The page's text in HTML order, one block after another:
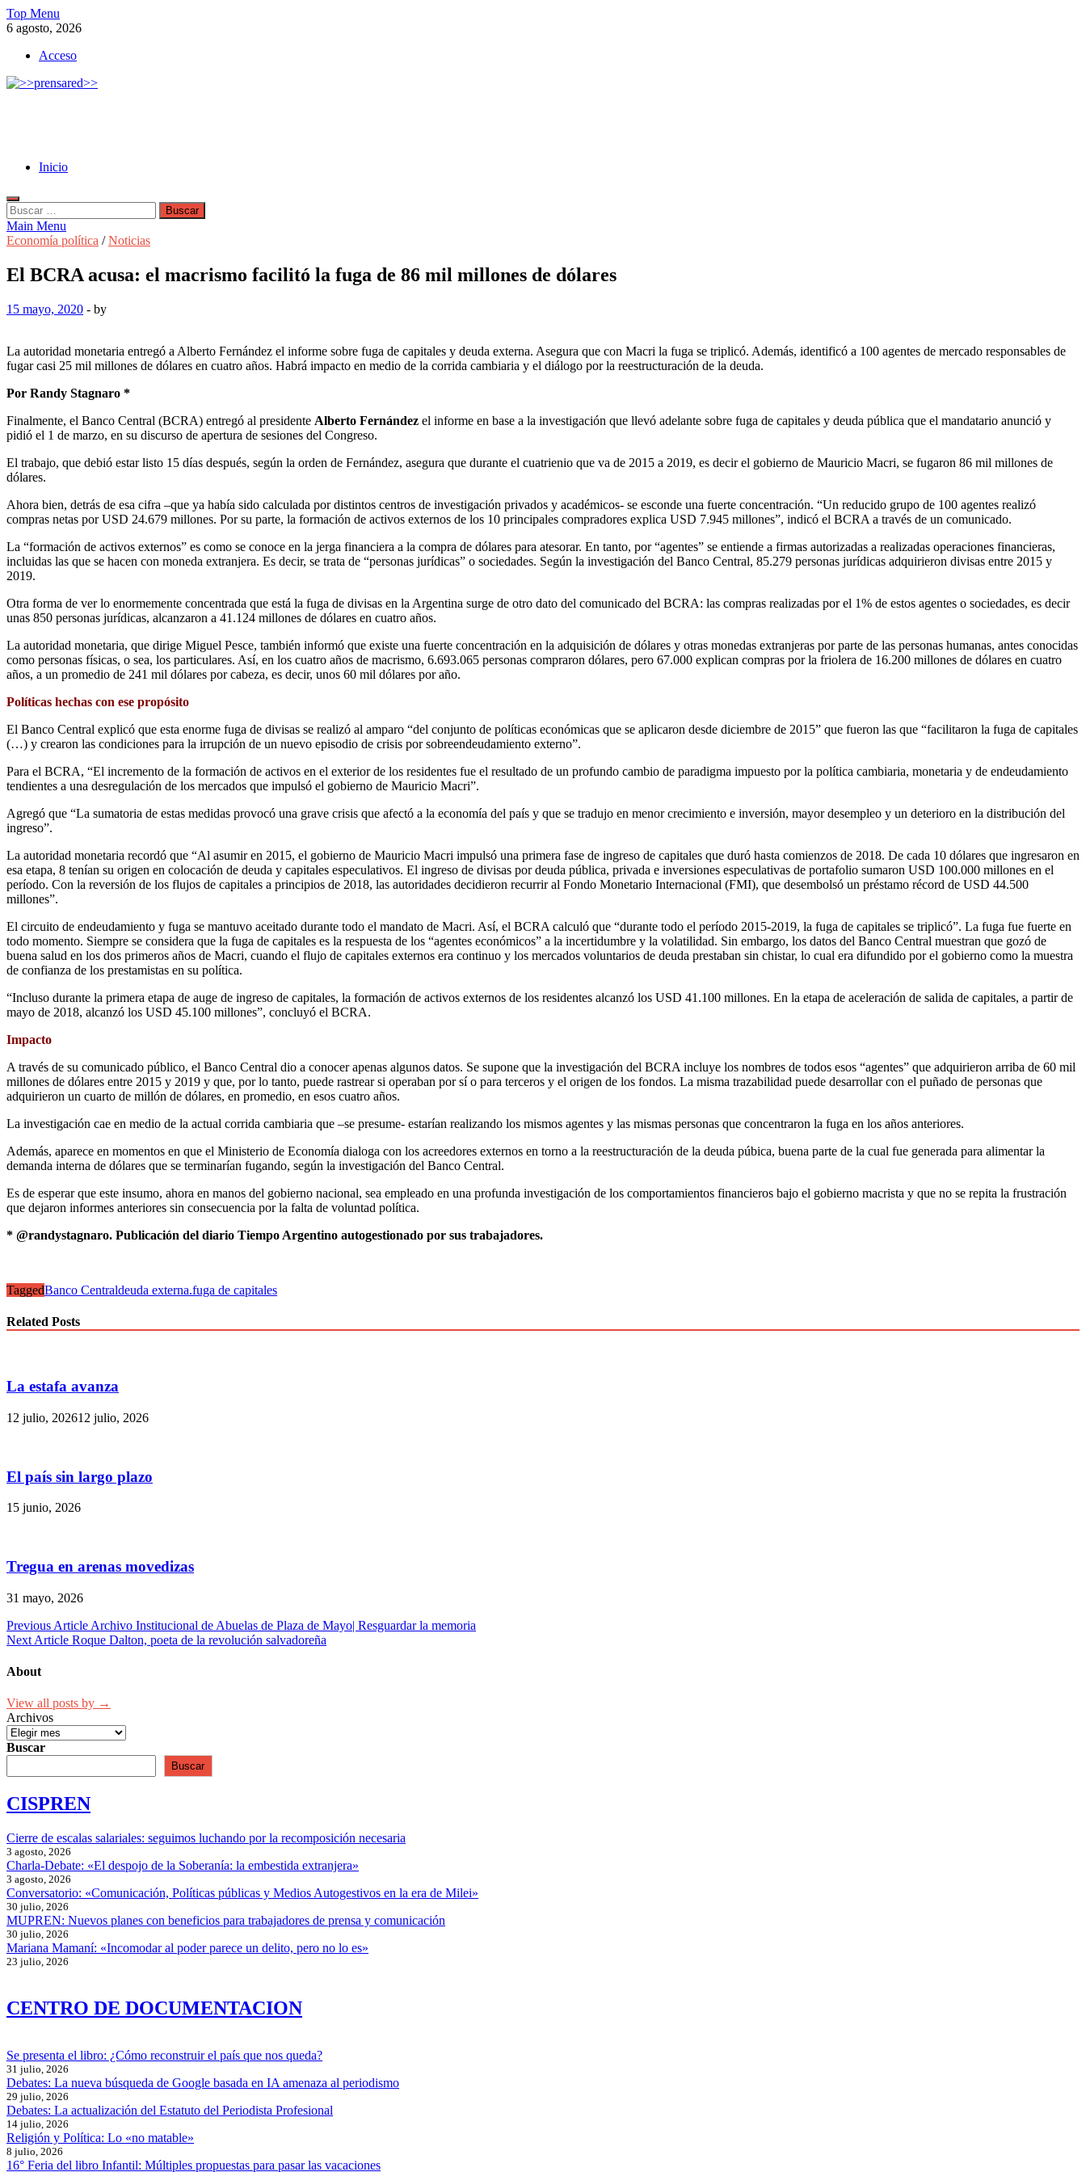
Skip
to
Top Menu
6 agosto, 2026
Acceso
Inicio
Buscar:
Main Menu
Economía política /Noticias
El BCRA acusa: el macrismo facilitó la fuga de 86 mil millones de dólares
15 mayo, 2020 - by
La autoridad monetaria entregó a Alberto Fernández el informe sobre fuga de capitales y deuda externa. Asegura que con Macri la fuga se triplicó. Además, identificó a 100 agentes de mercado responsables de
fugar casi 25 mil millones de dólares en cuatro años. Habrá impacto en medio de la corrida cambiaria y el diálogo por la reestructuración de la deuda.
Por Randy Stagnaro *
Finalmente, el Banco Central (BCRA) entregó al presidente Alberto Fernández el informe en base a la investigación que llevó adelante sobre fuga de capitales y deuda pública que el mandatario anunció y
pidió el 1 de marzo, en su discurso de apertura de sesiones del Congreso.
El trabajo, que debió estar listo 15 días después, según la orden de Fernández, asegura que durante el cuatrienio que va de 2015 a 2019, es decir el gobierno de Mauricio Macri, se fugaron 86 mil millones de
dólares.
Ahora bien, detrás de esa cifra –que ya había sido calculada por distintos centros de investigación privados y académicos- se esconde una fuerte concentración. “Un reducido grupo de 100 agentes realizó
compras netas por USD 24.679 millones. Por su parte, la formación de activos externos de los 10 principales compradores explica USD 7.945 millones”, indicó el BCRA a través de un comunicado.
La “formación de activos externos” es como se conoce en la jerga financiera a la compra de dólares para atesorar. En tanto, por “agentes” se entiende a firmas autorizadas a realizadas operaciones financieras,
incluidas las que se hacen con moneda extranjera. Es decir, se trata de “personas jurídicas” o sociedades. Según la investigación del Banco Central, 85.279 personas jurídicas adquirieron divisas entre 2015 y
2019.
Otra forma de ver lo enormemente concentrada que está la fuga de divisas en la Argentina surge de otro dato del comunicado del BCRA: las compras realizadas por el 1% de estos agentes o sociedades, es decir
unas 850 personas jurídicas, alcanzaron a 41.124 millones de dólares en cuatro años.
La autoridad monetaria, que dirige Miguel Pesce, también informó que existe una fuerte concentración en la adquisición de dólares y otras monedas extranjeras por parte de las personas humanas, antes conocidas
como personas físicas, o sea, los particulares. Así, en los cuatro años de macrismo, 6.693.065 personas compraron dólares, pero 67.000 explican compras por la friolera de 16.200 millones de dólares en cuatro
años, a un promedio de 241 mil dólares por cabeza, es decir, unos 60 mil dólares por año.
Políticas hechas con ese propósito
El Banco Central explicó que esta enorme fuga de divisas se realizó al amparo “del conjunto de políticas económicas que se aplicaron desde diciembre de 2015” que fueron las que “facilitaron la fuga de capitales
(…) y crearon las condiciones para la irrupción de un nuevo episodio de crisis por sobreendeudamiento externo”.
Para el BCRA, “El incremento de la formación de activos en el exterior de los residentes fue el resultado de un profundo cambio de paradigma impuesto por la política cambiaria, monetaria y de endeudamiento
tendientes a una desregulación de los mercados que impulsó el gobierno de Mauricio Macri”.
Agregó que “La sumatoria de estas medidas provocó una grave crisis que afectó a la economía del país y que se tradujo en menor crecimiento e inversión, mayor desempleo y un deterioro en la distribución del
ingreso”.
La autoridad monetaria recordó que “Al asumir en 2015, el gobierno de Mauricio Macri impulsó una primera fase de ingreso de capitales que duró hasta comienzos de 2018. De cada 10 dólares que ingresaron en
esa etapa, 8 tenían su origen en colocación de deuda y capitales especulativos. El ingreso de divisas por deuda pública, privada e inversiones especulativas de portafolio sumaron USD 100.000 millones en el
período. Con la reversión de los flujos de capitales a principios de 2018, las autoridades decidieron recurrir al Fondo Monetario Internacional (FMI), que desembolsó un préstamo récord de USD 44.500
millones”.
El circuito de endeudamiento y fuga se mantuvo aceitado durante todo el mandato de Macri. Así, el BCRA calculó que “durante todo el período 2015-2019, la fuga de capitales se triplicó”. La fuga fue fuerte en
todo momento. Siempre se considera que la fuga de capitales es la respuesta de los “agentes económicos” a la incertidumbre y la volatilidad. Sin embargo, los datos del Banco Central muestran que gozó de
buena salud en los dos primeros años de Macri, cuando el flujo de capitales externos era continuo y los mercados voluntarios de deuda prestaban sin chistar, lo cual era difundido por el gobierno como la muestra
de confianza de los prestamistas en su política.
“Incluso durante la primera etapa de auge de ingreso de capitales, la formación de activos externos de los residentes alcanzó los USD 41.100 millones. En la etapa de aceleración de salida de capitales, a partir de
mayo de 2018, alcanzó los USD 45.100 millones”, concluyó el BCRA.
Impacto
A través de su comunicado público, el Banco Central dio a conocer apenas algunos datos. Se supone que la investigación del BCRA incluye los nombres de todos esos “agentes” que adquirieron arriba de 60 mil
millones de dólares entre 2015 y 2019 y que, por lo tanto, puede rastrear si operaban por sí o para terceros y el origen de los fondos. La misma trazabilidad puede desarrollar con el puñado de personas que
adquirieron un cuarto de millón de dólares, en promedio, en esos cuatro años.
La investigación cae en medio de la actual corrida cambiaria que –se presume- estarían realizando los mismos agentes y las mismas personas que concentraron la fuga en los años anteriores.
Además, aparece en momentos en que el Ministerio de Economía dialoga con los acreedores externos en torno a la reestructuración de la deuda púbica, buena parte de la cual fue generada para alimentar la
demanda interna de dólares que se terminarían fugando, según la investigación del Banco Central.
Es de esperar que este insumo, ahora en manos del gobierno nacional, sea empleado en una profunda investigación de los comportamientos financieros bajo el gobierno macrista y que no se repita la frustración
que dejaron informes anteriores sin consecuencia por la falta de voluntad política.
* @randystagnaro. Publicación del diario Tiempo Argentino autogestionado por sus trabajadores.
TaggedBanco Centraldeuda externa.fuga de capitales
Related Posts
La estafa avanza
12 julio, 202612 julio, 2026
El país sin largo plazo
15 junio, 2026
Tregua en arenas movedizas
31 mayo, 2026
Navegación
de
entradas
Previous Article Archivo Institucional de Abuelas de Plaza de Mayo| Resguardar la memoria
Next Article Roque Dalton, poeta de la revolución salvadoreña
About
View all posts by →
Archivos
Buscar
Buscar
CISPREN
Cierre de escalas salariales: seguimos luchando por la recomposición necesaria
3 agosto, 2026
Charla-Debate: «El despojo de la Soberanía: la embestida extranjera»
3 agosto, 2026
Conversatorio: «Comunicación, Políticas públicas y Medios Autogestivos en la era de Milei»
30 julio, 2026
MUPREN: Nuevos planes con beneficios para trabajadores de prensa y comunicación
30 julio, 2026
Mariana Mamaní: «Incomodar al poder parece un delito, pero no lo es»
23 julio, 2026
CENTRO DE DOCUMENTACION
Se presenta el libro: ¿Cómo reconstruir el país que nos queda?
31 julio, 2026
Debates: La nueva búsqueda de Google basada en IA amenaza al periodismo
29 julio, 2026
Debates: La actualización del Estatuto del Periodista Profesional
14 julio, 2026
Religión y Política: Lo «no matable»
8 julio, 2026
16° Feria del libro Infantil: Múltiples propuestas para pasar las vacaciones